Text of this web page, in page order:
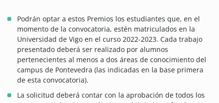
Podrán optar a estos Premios los estudiantes que, en el
momento de la convocatoria, estén matriculados en la
Universidad de Vigo en el curso 2022-2023. Cada trabajo
presentado deberá ser realizado por alumnos
pertenecientes al menos a dos áreas de conocimiento del
campus de Pontevedra (las indicadas en la base primera
de esta convocatoria).
La solicitud deberá contar con la aprobación de todos los